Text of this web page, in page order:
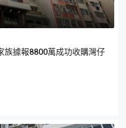
族據報8800萬成功收購灣仔